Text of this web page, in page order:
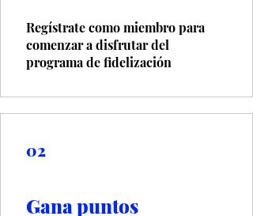
Regístrate como miembro para
comenzar a disfrutar del
programa de fidelización
02
Gana puntos